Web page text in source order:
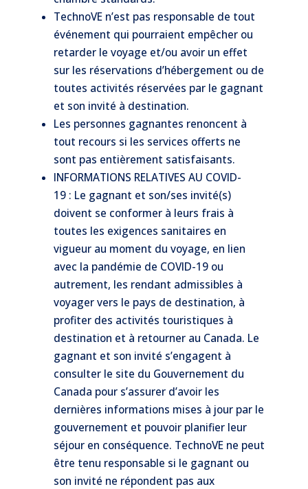
TechnoVE n’est pas responsable de tout
événement qui pourraient empêcher ou
retarder le voyage et/ou avoir un effet
sur les réservations d’hébergement ou de
toutes activités réservées par le gagnant
et son invité à destination.
Les personnes gagnantes renoncent à
tout recours si les services offerts ne
sont pas entièrement satisfaisants.
INFORMATIONS RELATIVES AU COVID-
19 : Le gagnant et son/ses invité(s)
doivent se conformer à leurs frais à
toutes les exigences sanitaires en
vigueur au moment du voyage, en lien
avec la pandémie de COVID-19 ou
autrement, les rendant admissibles à
voyager vers le pays de destination, à
profiter des activités touristiques à
destination et à retourner au Canada. Le
gagnant et son invité s’engagent à
consulter le site du Gouvernement du
Canada pour s’assurer d’avoir les
dernières informations mises à jour par le
gouvernement et pouvoir planifier leur
séjour en conséquence. TechnoVE ne peut
être tenu responsable si le gagnant ou
son invité ne répondent pas aux